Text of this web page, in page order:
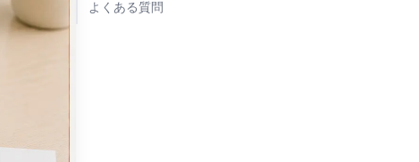
よくある質問